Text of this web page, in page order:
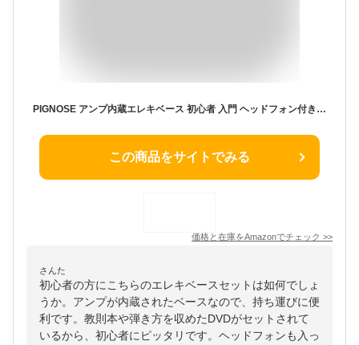
PIGNOSE アンプ内蔵エレキベース 初心者 入門 ヘッドフォン付きだから夜でも気兼ねなく弾ける 充実の12点セット PGB-200/CA（キャンディアップルレッド）
この商品をサイトでみる
価格と在庫をAmazonでチェック >>
さんた
初心者の方にこちらのエレキベースセットは如何でしょ
うか。アンプが内蔵されたベースなので、持ち運びに便
利です。教則本や弾き方を収めたDVDがセットされて
いるから、初心者にピッタリです。ヘッドフォンも入っ